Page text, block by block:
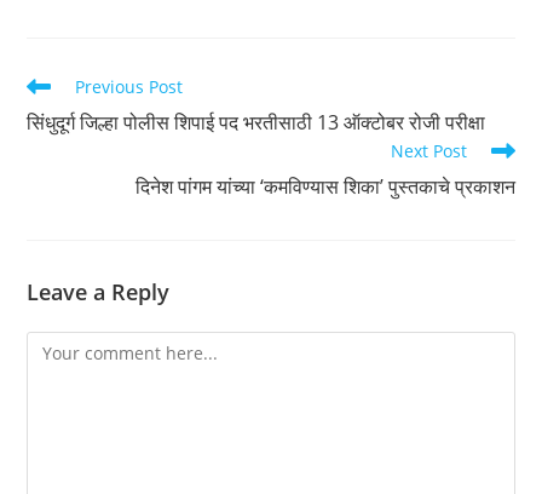
Read
more
articles
Previous Post
सिंधुदूर्ग जिल्हा पोलीस शिपाई पद भरतीसाठी 13 ऑक्टोबर रोजी परीक्षा
Next Post
दिनेश पांगम यांच्या ‘कमविण्यास शिका’ पुस्तकाचे प्रकाशन
Leave a Reply
Comment